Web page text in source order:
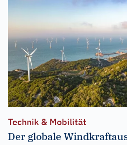
Technik & Mobilität
Der globale